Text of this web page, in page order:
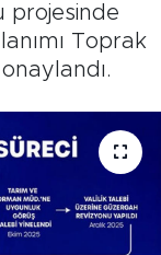
projesinde
Toprak